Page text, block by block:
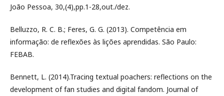
João Pessoa, 30,(4),pp.1-28,out./dez.
Belluzzo, R. C. B.; Feres, G. G. (2013). Competência em
informação: de reflexões às lições aprendidas. São Paulo:
FEBAB.
Bennett, L. (2014).Tracing textual poachers: reflections on the
development of fan studies and digital fandom. Journal of